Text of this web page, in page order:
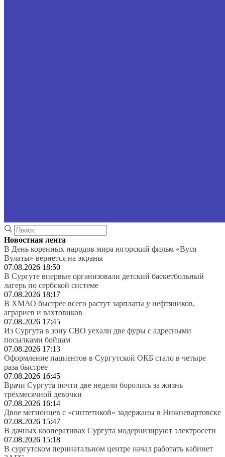
Новостная лента
В День коренных народов мира югорский фильм «Вуся
Вулаты» вернется на экраны
07.08.2026 18:50
В Сургуте впервые организовали детский баскетбольный
лагерь по сербской системе
07.08.2026 18:17
В ХМАО быстрее всего растут зарплаты у нефтяников,
аграриев и вахтовиков
07.08.2026 17:45
Из Сургута в зону СВО уехали две фуры с адресными
посылками бойцам
07.08.2026 17:13
Оформление пациентов в Сургутской ОКБ стало в четыре
раза быстрее
07.08.2026 16:45
Врачи Сургута почти две недели боролись за жизнь
трёхмесячной девочки
07.08.2026 16:14
Двое мегионцев с «синтетикой» задержаны в Нижневартовске
07.08.2026 15:47
В дачных кооперативах Сургута модернизируют электросети
07.08.2026 15:18
В сургутском перинатальном центре начал работать кабинет